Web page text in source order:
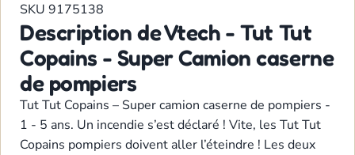
SKU 9175138
Description de Vtech - Tut Tut
Copains - Super Camion caserne
de pompiers
Tut Tut Copains – Super camion caserne de pompiers -
1 - 5 ans. Un incendie s’est déclaré ! Vite, les Tut Tut
Copains pompiers doivent aller l’éteindre ! Les deux